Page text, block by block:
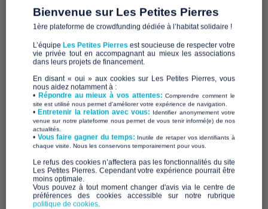
de France
atelier de bricolage
Bienvenue sur Les Petites Pierres
1ère plateforme de crowdfunding dédiée à l’habitat solidaire !
L’équipe Les Petites Pierres est soucieuse de respecter votre
vie privée tout en accompagnant au mieux les associations
dans leurs projets de financement.
En disant « oui » aux cookies sur Les Petites Pierres, vous
nous aidez notamment à :
• Répondre au mieux à vos attentes:Comprendre comment le
site est utilisé nous permet d'améliorer votre expérience de navigation.
•Entretenir la relation avec vous: Identifier anonymement votre
venue sur notre plateforme nous permet de vous tenir informé(e) de nos
actualités.
​• Vous faire gagner du temps: Inutile de retaper vos identifiants à
chaque visite. Nous les conservons temporairement pour vous.
​Le refus des cookies n’affectera pas les fonctionnalités du site
Les Petites Pierres. Cependant votre expérience pourrait être
moins optimale.​
Vous pouvez à tout moment changer d'avis via le centre de
préférences des cookies accessible sur notre rubrique
politique de cookies.